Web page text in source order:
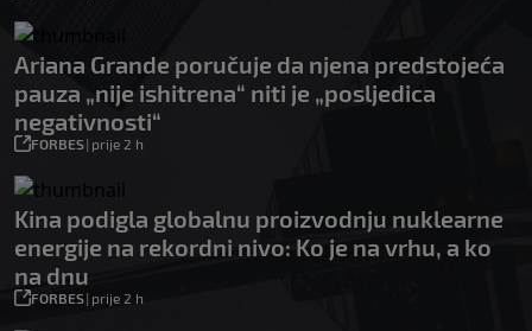
Ariana Grande poručuje da njena predstojeća
pauza „nije ishitrena“ niti je „posljedica
negativnosti“
FORBES| prije 2 h
Kina podigla globalnu proizvodnju nuklearne
energije na rekordni nivo: Ko je na vrhu, a ko
na dnu
FORBES| prije 2 h